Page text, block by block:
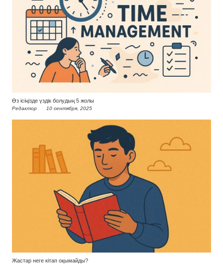
Өз ісіңізде үздік болудың 5 жолы
Редактор 10 сентября, 2025
Жастар неге кітап оқымайды?